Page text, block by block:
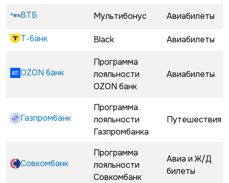
ВТБ
Мультибонус Авиабилеты
Т-банк Black Авиабилеты
OZON банк
Программа
лояльности
OZON банк
Авиабилеты
Газпромбанк
Программа
лояльности
Газпромбанка
Путешествия
Совкомбанк
Программа
лояльности
Совкомбанк
Авиа и Ж/Д
билеты